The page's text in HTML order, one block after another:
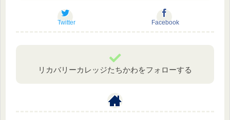
Twitter Facebook
リカバリーカレッジたちかわをフォローする